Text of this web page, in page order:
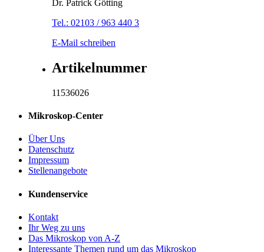
Dr. Patrick Götting
Tel.: 02103 / 963 440 3
E-Mail schreiben
Artikelnummer
11536026
Mikroskop-Center
Über Uns
Datenschutz
Impressum
Stellenangebote
Kundenservice
Kontakt
Ihr Weg zu uns
Das Mikroskop von A-Z
Interessante Themen rund um das Mikroskop